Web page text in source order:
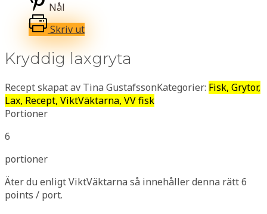
Nål
Skriv ut
Kryddig laxgryta
Recept skapat av Tina GustafssonKategorier: Fisk, Grytor,
Lax, Recept, ViktVäktarna, VV fisk
Portioner
6
portioner
Äter du enligt ViktVäktarna så innehåller denna rätt 6
points / port.